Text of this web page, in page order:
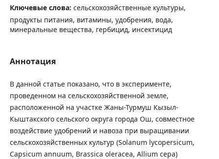
Ключевые слова: cельскохозяйственные культуры,
продукты питания, витамины, удобрения, вода,
минеральные вещества, гербицид, инсектицид
Аннотация
В данной статье показано, что в эксперименте,
проведенном на сельскохозяйственной земле,
расположенной на участке Жаны-Турмуш Кызыл-
Кыштакского сельского округа города Ош, совместное
воздействие удобрений и навоза при выращивании
сельскохозяйственных культур (Solanum lycopersicum,
Capsicum annuum, Brassica oleracea, Allium cepa)